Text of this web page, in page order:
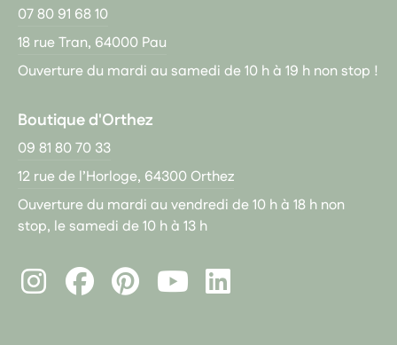
07 80 91 68 10
18 rue Tran, 64000 Pau
Ouverture du mardi au samedi de 10 h à 19 h non stop !
Boutique d'Orthez
09 81 80 70 33
12 rue de l’Horloge, 64300 Orthez
Ouverture du mardi au vendredi de 10 h à 18 h non
stop, le samedi de 10 h à 13 h
InstagramFacebookPinterest
LinkedIn